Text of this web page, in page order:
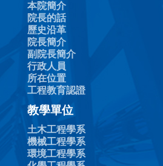
本院簡介
院長的話
歷史沿革
院長簡介
副院長簡介
行政人員
所在位置
工程教育認證
教學單位
土木工程學系
機械工程學系
環境工程學系